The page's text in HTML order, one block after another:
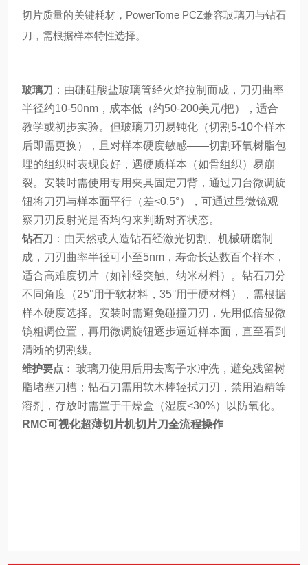
切片质量的关键耗材，PowerTome PCZ兼容玻璃刀与钻石
刀，需根据样本特性选择。
玻璃刀 ：由硼硅酸盐玻璃管经火焰拉制而成，刀刃曲率
半径约10-50nm，成本低（约50-200美元/把），适合
教学或初步实验。但玻璃刀刃易钝化（切割5-10个样本
后即需更换），且对样本硬度敏感——切割环氧树脂包
埋的组织时表现良好，遇硬质样本（如骨组织）易崩
裂。安装时需使用专用夹具固定刀背，通过刀台微调旋
钮将刀刃与样本面平行（差<0.5°），可通过显微镜观
察刀刃反射光是否均匀来判断对齐状态。
钻石刀 ：由天然或人造钻石经激光切割、机械研磨制
成，刀刃曲率半径可小至5nm，寿命长达数百个样本，
适合高难度切片（如神经突触、纳米材料）。钻石刀分
不同角度（25°用于软材料，35°用于硬材料），需根据
样本硬度选择。安装时需避免碰撞刀刃，先用低倍显微
镜粗调位置，再用微调旋钮逐步逼近样本面，直至看到
清晰的切割线。
维护要点： 玻璃刀使用后用去离子水冲洗，避免残留树
脂堵塞刀槽；钻石刀需用软木棒轻拭刀刃，禁用酒精等
溶剂，存放时需置于干燥盒（湿度<30%）以防氧化。
RMC可视化超薄切片机切片刀全流程操作